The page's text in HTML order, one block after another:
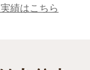
績はこちら